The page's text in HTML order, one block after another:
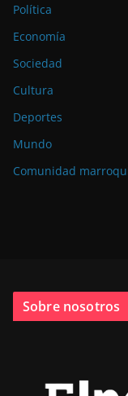
Política
Economía
Sociedad
Cultura
Deportes
Mundo
Comunidad
Sobre nosotros